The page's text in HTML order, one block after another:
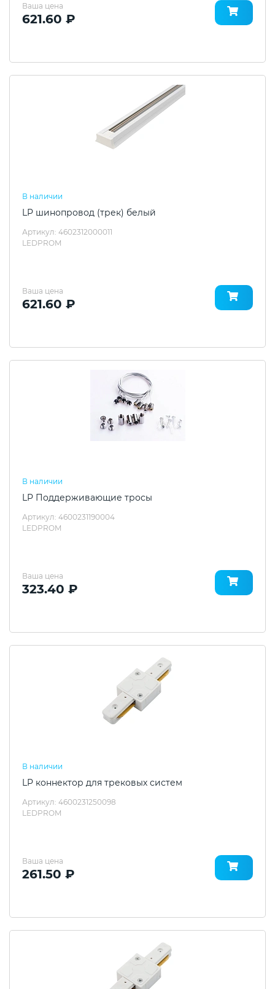
Ваша цена
621.60 ₽
В наличии
LP шинопровод (трек) белый
Артикул: 4602312000011
LEDPROM
Ваша цена
621.60 ₽
В наличии
LP Поддерживающие тросы
Артикул: 4600231190004
LEDPROM
Ваша цена
323.40 ₽
В наличии
LP коннектор для трековых систем
Артикул: 4600231250098
LEDPROM
Ваша цена
261.50 ₽